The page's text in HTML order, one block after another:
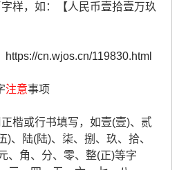
样，如：【人民币壹拾壹万玖
https://cn.wjos.cn/119830.html
注意事项
楷或行书填写，如壹(壹)、贰
)、陆(陆)、柒、捌、玖、拾、
、角、分、零、整(正)等字